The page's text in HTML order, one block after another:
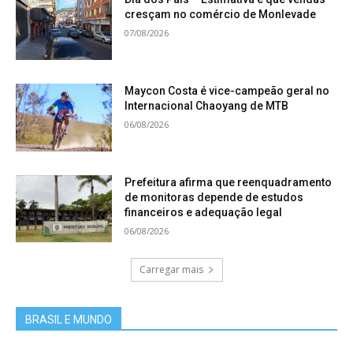
cresçam no comércio de Monlevade
07/08/2026
Maycon Costa é vice-campeão geral no
Internacional Chaoyang de MTB
06/08/2026
Prefeitura afirma que reenquadramento
de monitoras depende de estudos
financeiros e adequação legal
06/08/2026
Carregar mais
BRASIL E MUNDO